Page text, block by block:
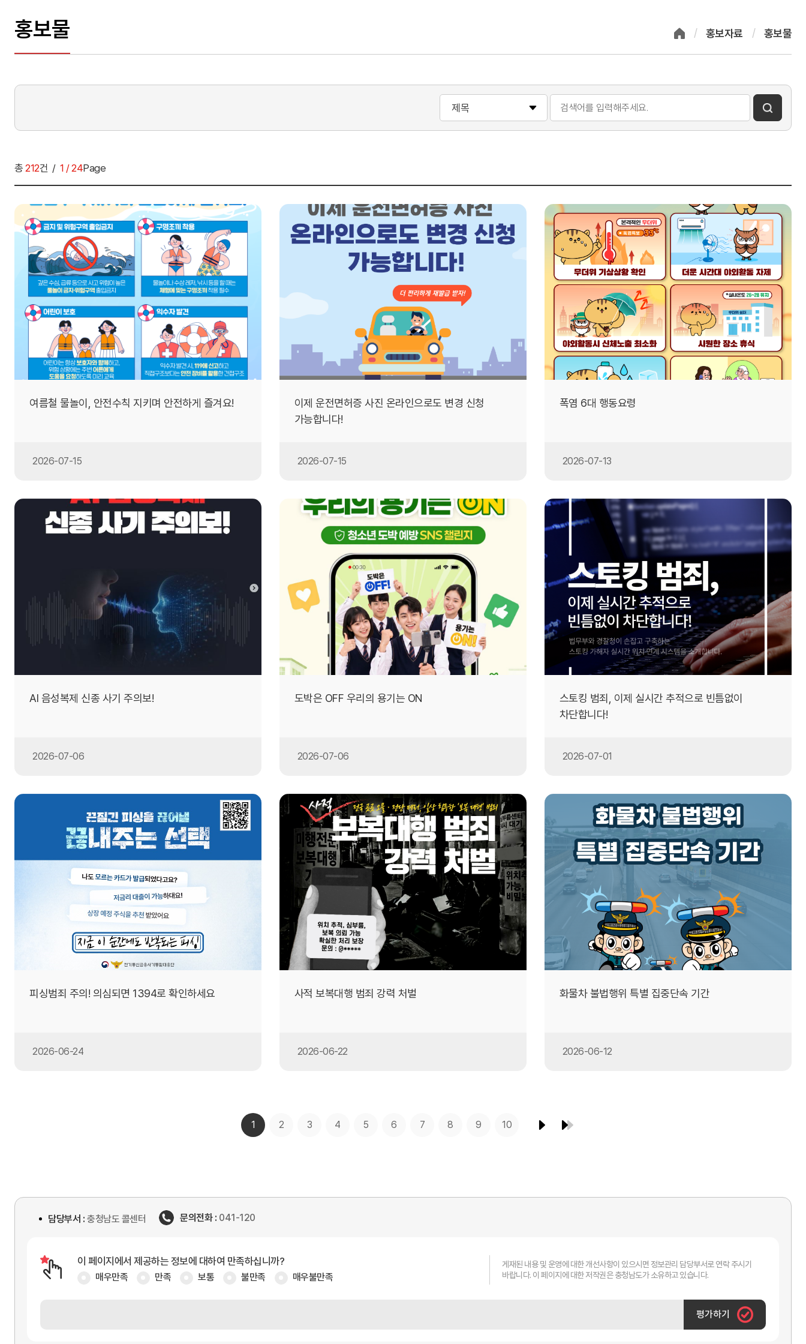
홍보자료 홍보물
홍보물
총 212건 1 / 24Page
여름철 물놀이, 안전수칙 지키며 안전하게 즐겨요!
2026-07-15
이제 운전면허증 사진 온라인으로도 변경 신청
가능합니다!
2026-07-15
폭염 6대 행동요령
2026-07-13
AI 음성복제 신종 사기 주의보!
2026-07-06
도박은 OFF 우리의 용기는 ON
2026-07-06
스토킹 범죄, 이제 실시간 추적으로 빈틈없이
차단합니다!
2026-07-01
피싱범죄 주의! 의심되면 1394로 확인하세요
2026-06-24
사적 보복대행 범죄 강력 처벌
2026-06-22
화물차 불법행위 특별 집중단속 기간
2026-06-12
1 2 3 4 5 6 7 8 9 10
담당부서 : 충청남도 콜센터 문의전화 : 041-120
이 페이지에서 제공하는 정보에 대하여 만족하십니까?
매우만족 만족 보통 불만족 매우불만족
게재된 내용 및 운영에 대한 개선사항이 있으시면 정보관리 담당부서로 연락 주시기
바랍니다. 이 페이지에 대한 저작권은 충청남도가 소유하고 있습니다.
평가하기